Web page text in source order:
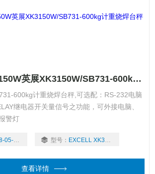
EXCELL XK3150W英展XK3150W/SB731-600kg计重烧焊台秤
600kg计重烧焊台秤,可选配：RS-232电脑
继电器开关量信号之功能，可外接电脑、
警灯
07 型号： EXCELL XK3150W
查看详情